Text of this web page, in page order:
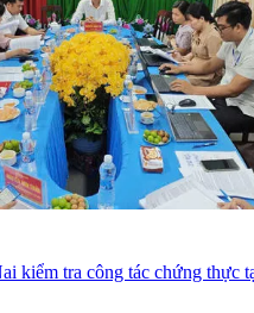
kiểm tra công tác chứng thực